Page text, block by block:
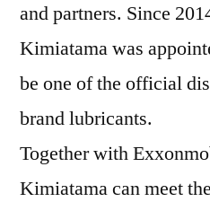
and partners. Since
Kimiatama was
be one of the official
brand lubricants.
Together with
Kimiatama can meet